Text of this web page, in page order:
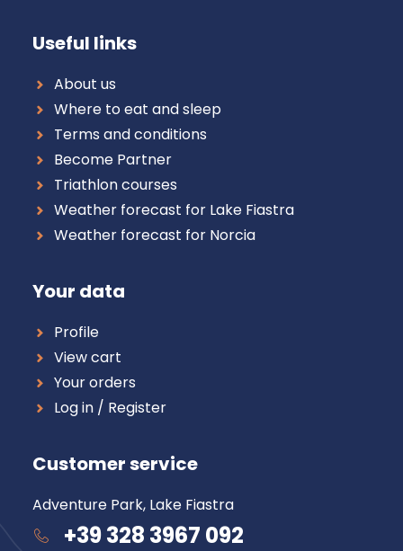
Useful links
About us
Where to eat and sleep
Terms and conditions
Become Partner
Triathlon courses
Weather forecast for Lake Fiastra
Weather forecast for Norcia
Your data
Profile
View cart
Your orders
Log in / Register
Customer service
Adventure Park, Lake Fiastra
+39 328 3967 092